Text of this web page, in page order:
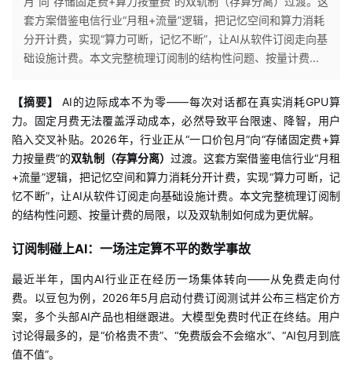
人
主
页
我
的
开
发
者
我
的
博
客
我
的
论
坛
我
的
圈
我
的
我
我
的
开
发
者
学
堂
我
的
我
我
的
Programs
我
的
支
持
我
的
技
我
的
套方案借鉴电信行业“月租+流量”逻辑，把记忆空间和算力消耗
分开计费，实现“算力可断，记忆不断”，让AI从软件订阅走向基
础设施计费。本文完整梳理订阅制的结构性问题、按量计费...
【摘要】
AI的边际成本不为零——每次对话都在真实消耗GPU算
力。固定月费无法覆盖浮动成本，必然导致平台限速、降智，用户
陷入交叉补贴。2026年，行业正从“一口价包月”向“存储固定费+算
力按量费”的双轨制（存算分离）过渡。这套方案借鉴电信行业“月租
+流量”逻辑，把记忆空间和算力消耗分开计费，实现“算力可断，记
忆不断”，让AI从软件订阅走向基础设施计费。本文完整梳理订阅制
的结构性问题、按量计费的局限，以及双轨制如何成为更优解。
订阅制碰上AI：一场注定算不平的数学事故
最近半年，国内AI行业正在经历一场集体转向——从免费走向付
费。以豆包为例，2026年5月启动付费订阅测试并公布三档定价方
案，多个头部AI产品也相继跟进。大模型免费时代正在终结。用户
讨论得最多的，是“价格贵不贵”、“免费版会不会缩水”、“AI包月到底
值不值”。